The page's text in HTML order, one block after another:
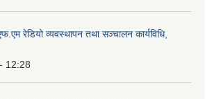
रेडियो व्यवस्थापन तथा सञ्चालन कार्यविधि,
12:28